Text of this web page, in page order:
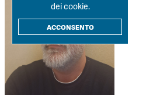
La Rivista
Submission
Colophon
Autori
Tutti gli articoli
Autori
Dossier
Tutti i dossier
Workshop Impresa Sociale 2021
Chi siamo
dei cookie.
acconsento